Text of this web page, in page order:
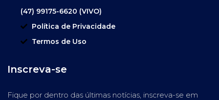
(47) 99175-6620 (VIVO)
Política de Privacidade
Termos de Uso
Inscreva-se
Fique por dentro das últimas notícias, inscreva-se em